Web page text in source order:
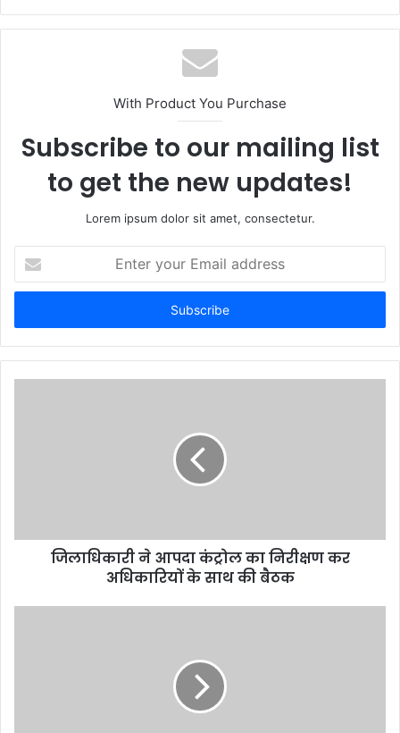
With Product You Purchase
Subscribe to our mailing list
to get the new updates!
Lorem ipsum dolor sit amet, consectetur.
your
Email
जिलाधिकारी ने आपदा कंट्रोल का निरीक्षण कर
अधिकारियों के साथ की बैठक